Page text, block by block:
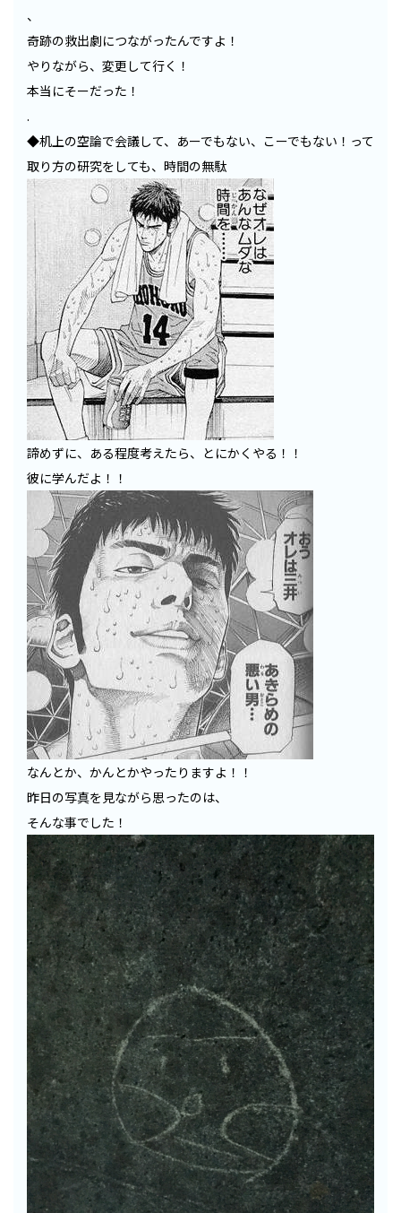
、
奇跡の救出劇につながったんですよ！
やりながら、変更して行く！
本当にそーだった！
.
◆机上の空論で会議して、あーでもない、こーでもない！って
取り方の研究をしても、時間の無駄
諦めずに、ある程度考えたら、とにかくやる！！
彼に学んだよ！！
なんとか、かんとかやったりますよ！！
昨日の写真を見ながら思ったのは、
そんな事でした！